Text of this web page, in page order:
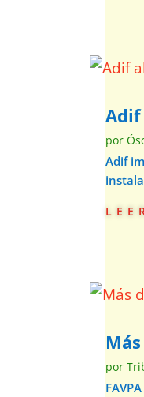
Adif
por
Adif
por